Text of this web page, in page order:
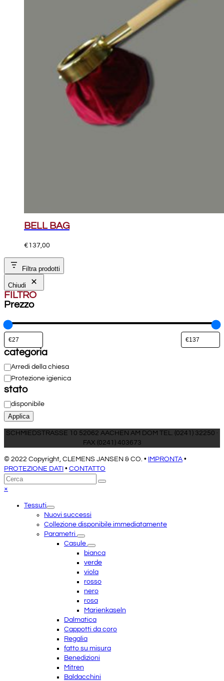
BELL BAG
€137,00
Filtra prodotti
Chiudi
FILTRO
Prezzo
categoria
Categoria
Arredi della chiesa
Protezione igienica
stato
Disponibilità
disponibile
Applica
SCHMIEDSTRASSE 10 52062 AACHEN AM DOM TEL. (0241) 32250 ·
FAX (0241) 403673
© 2022 Copyright, CLEMENS JANSEN & CO. • IMPRONTA •
PROTEZIONE DATI • CONTATTO
Torna
in
Cerca
Invia
×
menuTessuti
Nuovi successi
Collezione disponibile immediatamente
Parametri
Casule
bianca
verde
viola
rosso
nero
rosa
Marienkaseln
Dalmatica
Cappotti da coro
Regalia
fatto su misura
Benedizioni
Mitren
Baldacchini